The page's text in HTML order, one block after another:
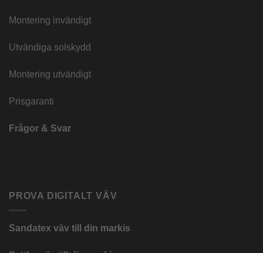
Montering invändigt
Utvändiga solskydd
Montering utvändigt
Prisgaranti
Frågor & Svar
PROVA DIGITALT VÄV
Sandatex väv till din markis